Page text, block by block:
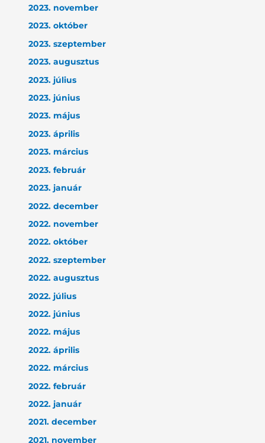
2023. november
2023. október
2023. szeptember
2023. augusztus
2023. július
2023. június
2023. május
2023. április
2023. március
2023. február
2023. január
2022. december
2022. november
2022. október
2022. szeptember
2022. augusztus
2022. július
2022. június
2022. május
2022. április
2022. március
2022. február
2022. január
2021. december
2021. november